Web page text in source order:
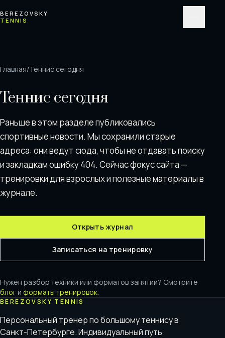
BEREZOVSKY
TENNIS
Главная/Теннис сегодня
Теннис сегодня
Раньше в этом разделе публиковались
спортивные новости. Мы сохранили старые
адреса: они ведут сюда, чтобы не отдавать поискy
и закладкам ошибку 404. Сейчас фокус сайта —
тренировки для взрослых и полезные материалы в
журнале.
Открыть журнал
Записаться на тренировку
Нужен разбор техники или форматов занятий? Смотрите
блог и форматы тренировок.
BEREZOVSKY TENNIS
Персональный тренер по большому теннису в
Санкт-Петербурге. Индивидуальный путь